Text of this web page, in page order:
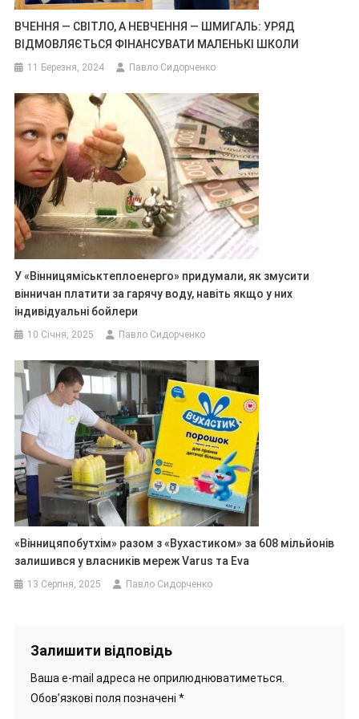
ВЧЕННЯ — СВІТЛО, А НЕВЧЕННЯ — ШМИГАЛЬ: УРЯД
ВІДМОВЛЯЄТЬСЯ ФІНАНСУВАТИ МАЛЕНЬКІ ШКОЛИ
11 Березня, 2024 Павло Сидорченко
У «Вінницяміськтеплоенерго» придумали, як змусити
вінничан платити за гарячу воду, навіть якщо у них
індивідуальні бойлери
10 Січня, 2025 Павло Сидорченко
«Вінницяпобутхім» разом з «Вухастиком» за 608 мільйонів
залишився у власників мереж Varus та Eva
13 Серпня, 2025 Павло Сидорченко
Залишити відповідь
Ваша e-mail адреса не оприлюднюватиметься.
Обов’язкові поля позначені *